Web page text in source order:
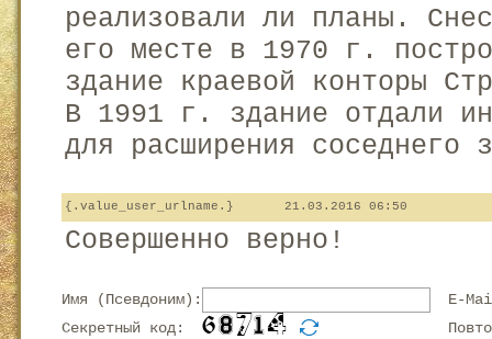
реализовали ли планы.
его месте в 1970 г.
здание краевой конторы
В 1991 г. здание отдали
для расширения
{.value_user_urlname.} 21.03.2016 06:50
Совершенно верно!
Имя (Псевдоним):
E-
Секретный код: